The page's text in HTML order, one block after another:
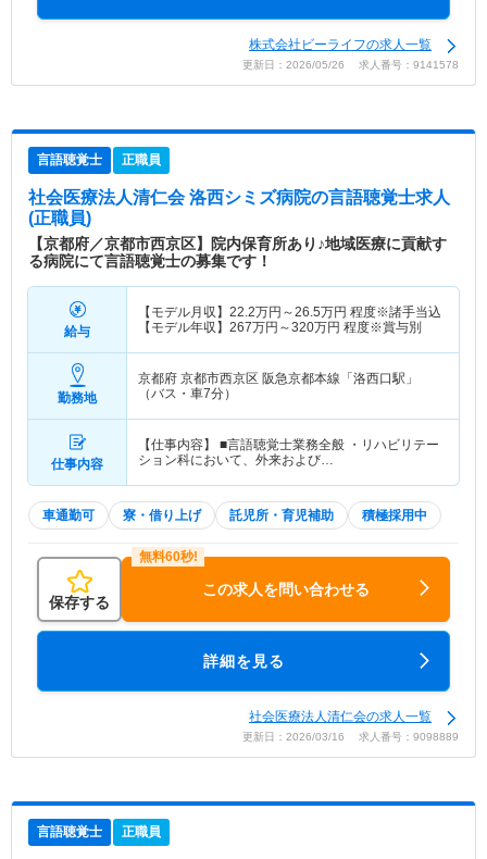
株式会社ビーライフの求人一覧
更新日：2026/05/26 求人番号：9141578
言語聴覚士 正職員
社会医療法人清仁会 洛西シミズ病院の言語聴覚士求人
(正職員)
【京都府／京都市西京区】院内保育所あり♪地域医療に貢献す
る病院にて言語聴覚士の募集です！
給与
【モデル月収】 22.2万円～26.5万円 程度※諸手当込
【モデル年収】 267万円～320万円 程度※賞与別
勤務地
京都府 京都市西京区 阪急京都本線「洛西口駅」
（バス・車7分）
仕事内容
【仕事内容】 ■言語聴覚士業務全般 ・リハビリテー
ション科において、外来および…
車通勤可 寮・借り上げ 託児所・育児補助 積極採用中
保存する
この求人を問い合わせる
詳細を見る
社会医療法人清仁会の求人一覧
更新日：2026/03/16 求人番号：9098889
言語聴覚士 正職員